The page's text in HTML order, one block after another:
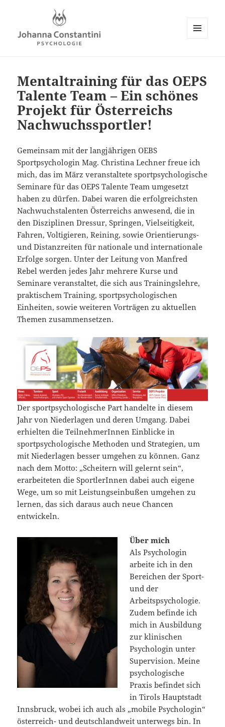
Mentaltraining für das OEPS
Talente Team – Ein schönes
Projekt für Österreichs
Nachwuchssportler!
Gemeinsam mit der langjährigen OEBS
Sportpsychologin Mag. Christina Lechner freue ich
mich, das im März veranstaltete sportpsychologische
Seminare für das OEPS Talente Team umgesetzt
haben zu dürfen. Dabei waren die erfolgreichsten
Nachwuchstalenten Österreichs anwesend, die in
den Disziplinen Dressur, Springen, Vielseitigkeit,
Fahren, Voltigieren, Reining, sowie Orientierungs-
und Distanzreiten für nationale und internationale
Erfolge sorgen. Unter der Leitung von Manfred
Rebel werden jedes Jahr mehrere Kurse und
Seminare veranstaltet, die sich aus Trainingslehre,
praktischem Training, sportpsychologischen
Einheiten, sowie weiteren Vorträgen zu aktuellen
Themen zusammensetzen.
Der sportpsychologische Part handelte in diesem
Jahr von Niederlagen und deren Umgang. Dabei
erhielten die TeilnehmerInnen Einblicke in
sportpsychologische Methoden und Strategien, um
mit Niederlagen besser umgehen zu können. Ganz
nach dem Motto: „Scheitern will gelernt sein“,
erarbeiteten die SportlerInnen dabei auch eigene
Wege, um so mit Leistungseinbußen umgehen zu
lernen, das sich daraus auch neue Chancen
entwickeln.
Über mich
Als Psychologin
arbeite ich in den
Bereichen der Sport-
und der
Arbeitspsychologie.
Zudem befinde ich
mich in Ausbildung
zur klinischen
Psychologin unter
Supervision. Meine
psychologische
Praxis befindet sich
in Tirols Hauptstadt
Innsbruck, wobei ich auch als „mobile Psychologin“
österreich- und deutschlandweit unterwegs bin. In